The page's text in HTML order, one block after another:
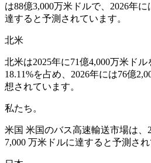
は88億3,000万米ドルで、2026年に
達すると予測されています。
北米
北米は2025年に71億4,000万米ド
18.11%を占め、2026年には76億
想されています。
私たち。
米国 米国のバス高速輸送市場は、
7,000 万米ドルに達すると予測され